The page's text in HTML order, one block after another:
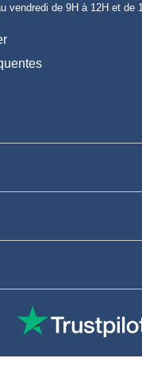
vendredi de 9H à 12H et de